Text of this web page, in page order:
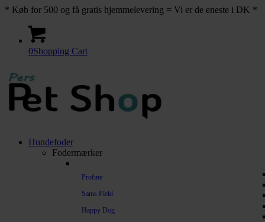
* Køb for 500 og få gratis hjemmelevering = Vi er de eneste i DK *
0Shopping Cart
Hundefoder
Fodermærker
Profine
Sams Field
Happy Dog